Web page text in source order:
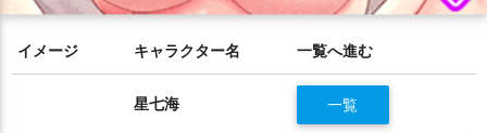
イメージ キャラクター名 一覧へ進む
星七海 一覧